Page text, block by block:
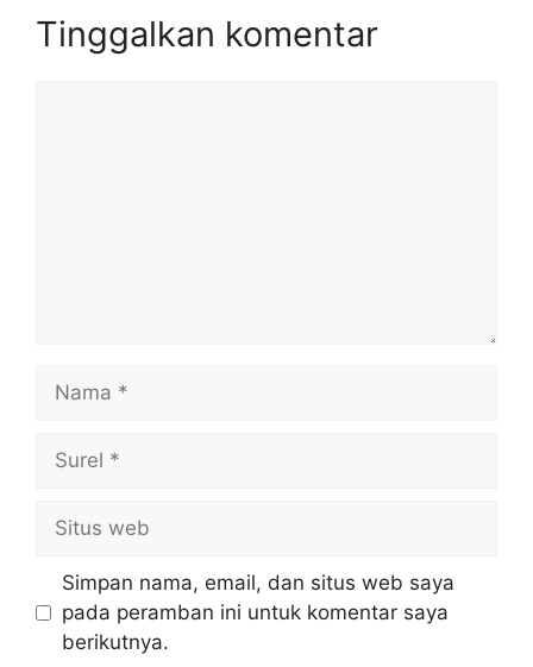
Tinggalkan komentar
Nama
Surel
Situs
web
Simpan nama, email, dan situs web saya
pada peramban ini untuk komentar saya
berikutnya.